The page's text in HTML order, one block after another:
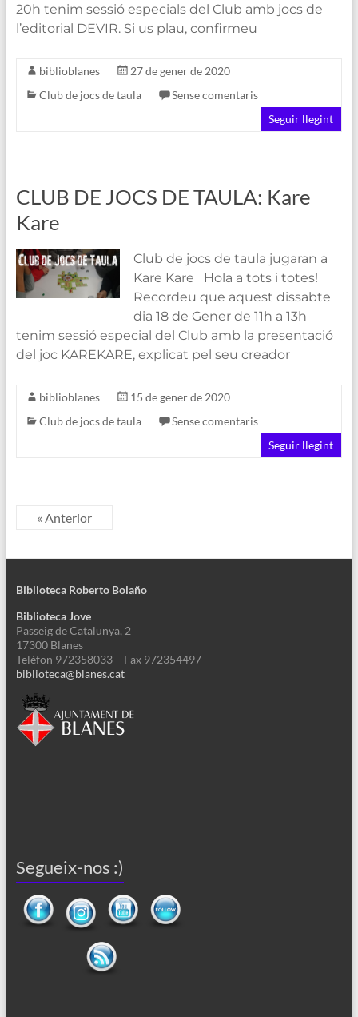
20h tenim sessió especials del Club amb jocs de
l’editorial DEVIR. Si us plau, confirmeu
biblioblanes
27 de gener de 2020
Club de jocs de taula
Sense comentaris
Seguir llegint
CLUB DE JOCS DE TAULA: Kare
Kare
Club de jocs de taula jugaran a
Kare Kare Hola a tots i totes!
Recordeu que aquest dissabte
dia 18 de Gener de 11h a 13h
tenim sessió especial del Club amb la presentació
del joc KAREKARE, explicat pel seu creador
biblioblanes
15 de gener de 2020
Club de jocs de taula
Sense comentaris
Seguir llegint
« Anterior
Biblioteca Roberto Bolaño
Biblioteca Jove
Passeig de Catalunya, 2
17300 Blanes
Telèfon 972358033 – Fax 972354497
biblioteca@blanes.cat
Segueix-nos :)